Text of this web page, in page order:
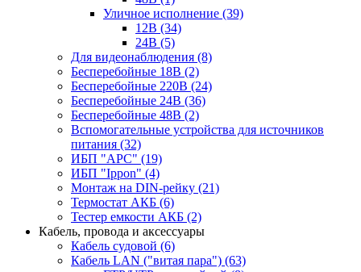
Уличное исполнение (39)
12В (34)
24В (5)
Для видеонаблюдения (8)
Бесперебойные 18В (2)
Бесперебойные 220В (24)
Бесперебойные 24В (36)
Бесперебойные 48В (2)
Вспомогательные устройства для источников
питания (32)
ИБП "APC" (19)
ИБП "Ippon" (4)
Монтаж на DIN-рейку (21)
Термостат АКБ (6)
Тестер емкости АКБ (2)
Кабель, провода и аксессуары
Кабель судовой (6)
Кабель LAN ("витая пара") (63)